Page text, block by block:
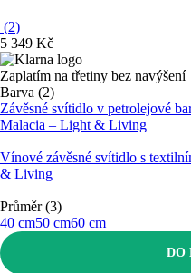
(2)
5 349 Kč
Zaplatím na třetiny bez navýšení
Barva (2)
Závěsné svítidlo v petrolejové
Malacia – Light & Living
Vínové závěsné svítidlo s
& Living
Průměr (3)
40 cm50 cm60 cm
DO